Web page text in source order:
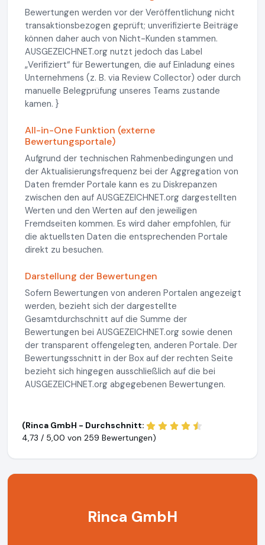
Bewertungen werden vor der Veröffentlichung nicht
transaktionsbezogen geprüft; unverifizierte Beiträge
können daher auch von Nicht-Kunden stammen.
AUSGEZEICHNET.org nutzt jedoch das Label
„Verifiziert“ für Bewertungen, die auf Einladung eines
Unternehmens (z. B. via Review Collector) oder durch
manuelle Belegprüfung unseres Teams zustande
kamen. }
All-in-One Funktion (externe
Bewertungsportale)
Aufgrund der technischen Rahmenbedingungen und
der Aktualisierungsfrequenz bei der Aggregation von
Daten fremder Portale kann es zu Diskrepanzen
zwischen den auf AUSGEZEICHNET.org dargestellten
Werten und den Werten auf den jeweiligen
Fremdseiten kommen. Es wird daher empfohlen, für
die aktuellsten Daten die entsprechenden Portale
direkt zu besuchen.
Darstellung der Bewertungen
Sofern Bewertungen von anderen Portalen angezeigt
werden, bezieht sich der dargestellte
Gesamtdurchschnitt auf die Summe der
Bewertungen bei AUSGEZEICHNET.org sowie denen
der transparent offengelegten, anderen Portale. Der
Bewertungsschnitt in der Box auf der rechten Seite
bezieht sich hingegen ausschließlich auf die bei
AUSGEZEICHNET.org abgegebenen Bewertungen.
(Rinca GmbH - Durchschnitt:
4,73 / 5,00 von 259 Bewertungen)
Rinca GmbH